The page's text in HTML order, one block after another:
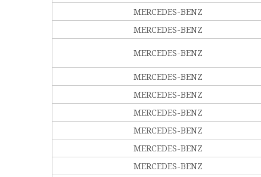
MERCEDES-BENZ
MERCEDES-BENZ
MERCEDES-BENZ
MERCEDES-BENZ
MERCEDES-BENZ
MERCEDES-BENZ
MERCEDES-BENZ
MERCEDES-BENZ
MERCEDES-BENZ